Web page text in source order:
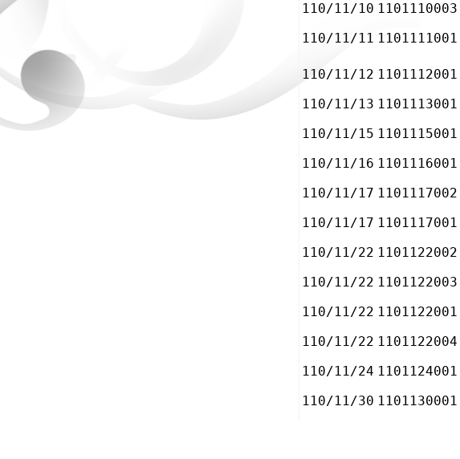
110/11/10 1101110003
110/11/11 1101111001
110/11/12 1101112001
110/11/13 1101113001
110/11/15 1101115001
110/11/16 1101116001
110/11/17 1101117002
110/11/17 1101117001
110/11/22 1101122002
110/11/22 1101122003
110/11/22 1101122001
110/11/22 1101122004
110/11/24 1101124001
110/11/30 1101130001